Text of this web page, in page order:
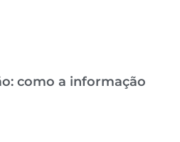
como a informação